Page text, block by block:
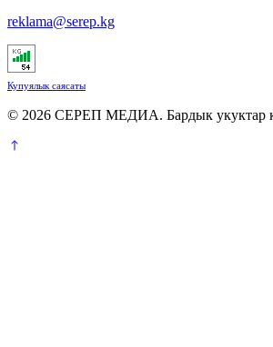
reklama@serep.kg
Купуялык саясаты
© 2026 СЕРЕП МЕДИА. Бардык укуктар